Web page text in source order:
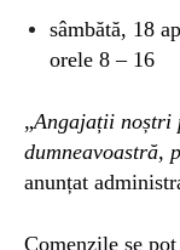
sâmbătă, 18
orele 8 – 16
„Angajații noștri
dumneavoastră,
anunțat
Comenzile se